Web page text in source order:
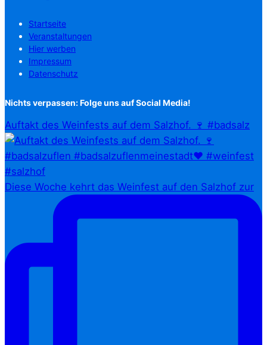
Startseite
Veranstaltungen
Hier werben
Impressum
Datenschutz
Nichts verpassen: Folge uns auf Social Media!
Auftakt des Weinfests auf dem Salzhof. 🍷 #badsalz
Diese Woche kehrt das Weinfest auf den Salzhof zur